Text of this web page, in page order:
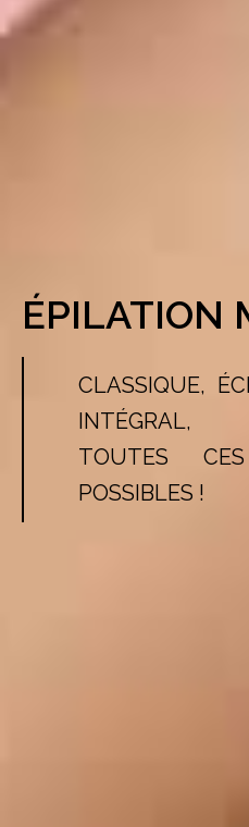
ÉPILATION
CLASSIQUE,
INTÉGRAL,
TOUTES
POSSIBLES !